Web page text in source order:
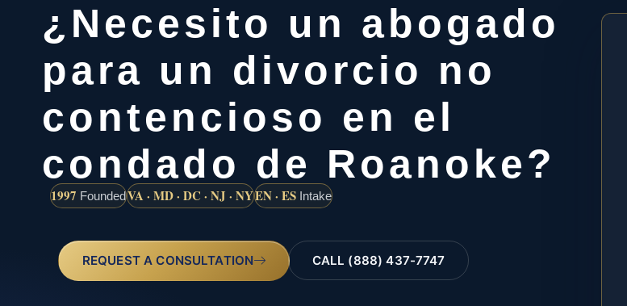
¿Necesito un abogado
para un divorcio no
contencioso en el
condado de Roanoke?
1997 FoundedVA · MD · DC · NJ · NYEN · ES Intake
REQUEST A CONSULTATION CALL (888) 437-7747